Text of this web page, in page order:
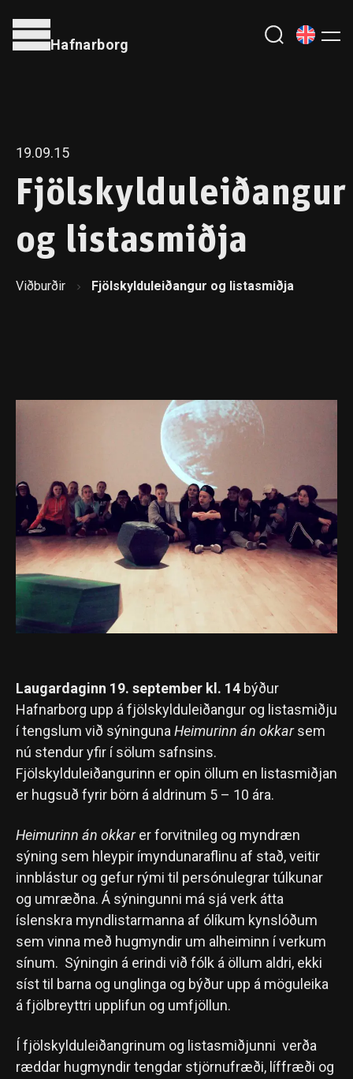
Hafnarborg
19.09.15
Fjölskylduleiðangur
og listasmiðja
Viðburðir Fjölskylduleiðangur og listasmiðja
Laugardaginn 19. september kl. 14 býður
Hafnarborg upp á fjölskylduleiðangur og listasmiðju
í tengslum við sýningunaHeimurinn án okkarsem
nú stendur yfir í sölum safnsins.
Fjölskylduleiðangurinn er opin öllum en listasmiðjan
er hugsuð fyrir börn á aldrinum 5 – 10 ára.
Heimurinn án okkarer forvitnileg og myndræn
sýning sem hleypir ímyndunaraflinu af stað, veitir
innblástur og gefur rými til persónulegrar túlkunar
og umræðna. Á sýningunni má sjá verk átta
íslenskra myndlistarmanna af ólíkum kynslóðum
sem vinna með hugmyndir um alheiminn í verkum
sínum. Sýningin á erindi við fólk á öllum aldri, ekki
síst til barna og unglinga og býður upp á möguleika
á fjölbreyttri upplifun og umfjöllun.
Í fjölskylduleiðangrinum og listasmiðjunni verða
ræddar hugmyndir tengdar stjörnufræði, líffræði og